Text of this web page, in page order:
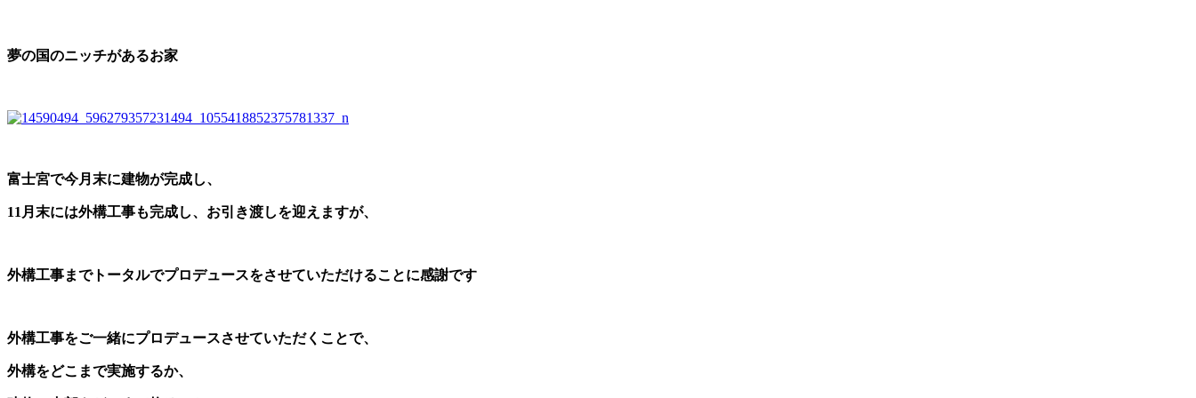
夢の国のニッチがあるお家
富士宮で今月末に建物が完成し、
11月末には外構工事も完成し、お引き渡しを迎えますが、
外構工事までトータルでプロデュースをさせていただけることに感謝です
外構工事をご一緒にプロデュースさせていただくことで、
外構をどこまで実施するか、